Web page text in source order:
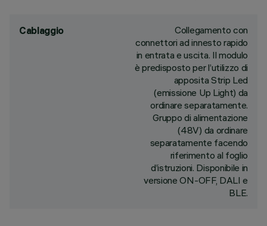
Cablaggio
Collegamento con
connettori ad innesto rapido
in entrata e uscita. Il modulo
è predisposto per l’utilizzo di
apposita Strip Led
(emissione Up Light) da
ordinare separatamente.
Gruppo di alimentazione
(48V) da ordinare
separatamente facendo
riferimento al foglio
d’istruzioni. Disponibile in
versione ON-OFF, DALI e
BLE.